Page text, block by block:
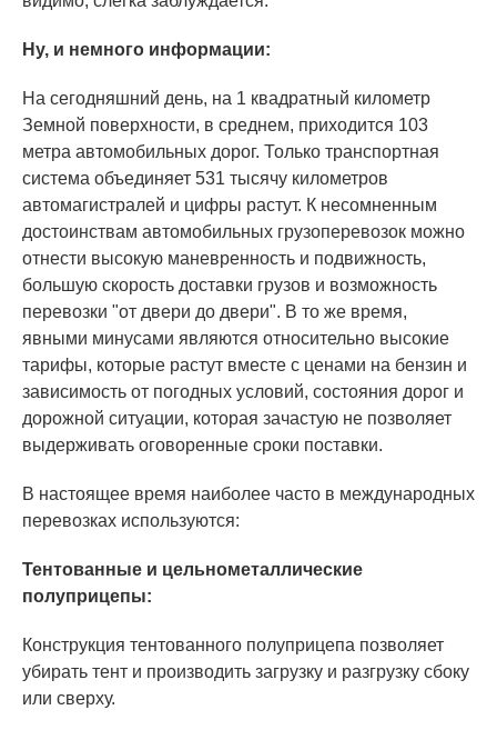
Ну, и немного информации:
На сегодняшний день, на 1 квадратный километр
Земной поверхности, в среднем, приходится 103
метра автомобильных дорог. Только транспортная
система объединяет 531 тысячу километров
автомагистралей и цифры растут. К несомненным
достоинствам автомобильных грузоперевозок можно
отнести высокую маневренность и подвижность,
большую скорость доставки грузов и возможность
перевозки "от двери до двери". В то же время,
явными минусами являются относительно высокие
тарифы, которые растут вместе с ценами на бензин и
зависимость от погодных условий, состояния дорог и
дорожной ситуации, которая зачастую не позволяет
выдерживать оговоренные сроки поставки.
В настоящее время наиболее часто в международных
перевозках используются:
Тентованные и цельнометаллические
полуприцепы:
Конструкция тентованного полуприцепа позволяет
убирать тент и производить загрузку и разгрузку сбоку
или сверху.